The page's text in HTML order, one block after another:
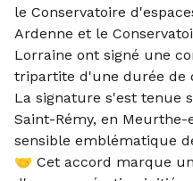
le Conservatoire
Ardenne et le
Lorraine ont signé une
tripartite d'une durée de
La signature s'est tenue
Saint-Rémy, en
sensible emblématique
🤝 Cet accord marque